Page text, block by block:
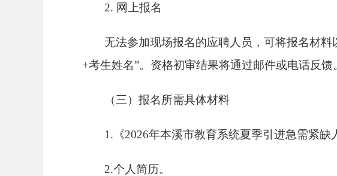
2. 网上报名
无法参加现场报名的应聘人员，可将报名材
+考生姓名”。资格初审结果将通过邮件或电话反馈
（三）报名所需具体材料
1.《2026年本溪市教育系统夏季引进急需紧缺
2.个人简历。